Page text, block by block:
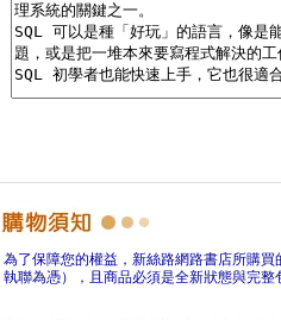
為了保障您的權益，新絲路網路書店所購
執聯為憑），且商品必須是全新狀態與完整